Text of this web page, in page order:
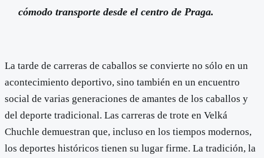
cómodo transporte desde el centro de Praga.
La tarde de carreras de caballos se convierte no sólo en un
acontecimiento deportivo, sino también en un encuentro
social de varias generaciones de amantes de los caballos y
del deporte tradicional. Las carreras de trote en Velká
Chuchle demuestran que, incluso en los tiempos modernos,
los deportes históricos tienen su lugar firme. La tradición, la